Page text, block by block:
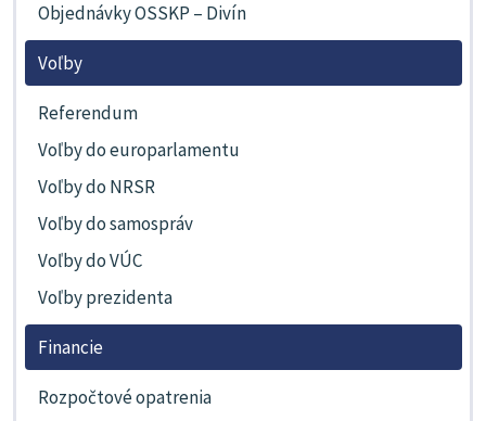
Objednávky OSSKP – Divín
Voľby
Referendum
Voľby do europarlamentu
Voľby do NRSR
Voľby do samospráv
Voľby do VÚC
Voľby prezidenta
Financie
Rozpočtové opatrenia